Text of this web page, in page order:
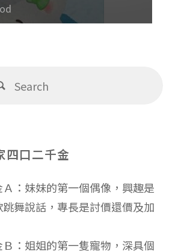
四口二千金
：妹妹的第一個偶像，興趣是
跳舞說話，專長是討價還價及加
：姐姐的第一隻寵物，深具個